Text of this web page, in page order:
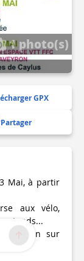
1 photo(s)
GPX
Partager
Mai, à partir
aux vélo,
stands...
sur